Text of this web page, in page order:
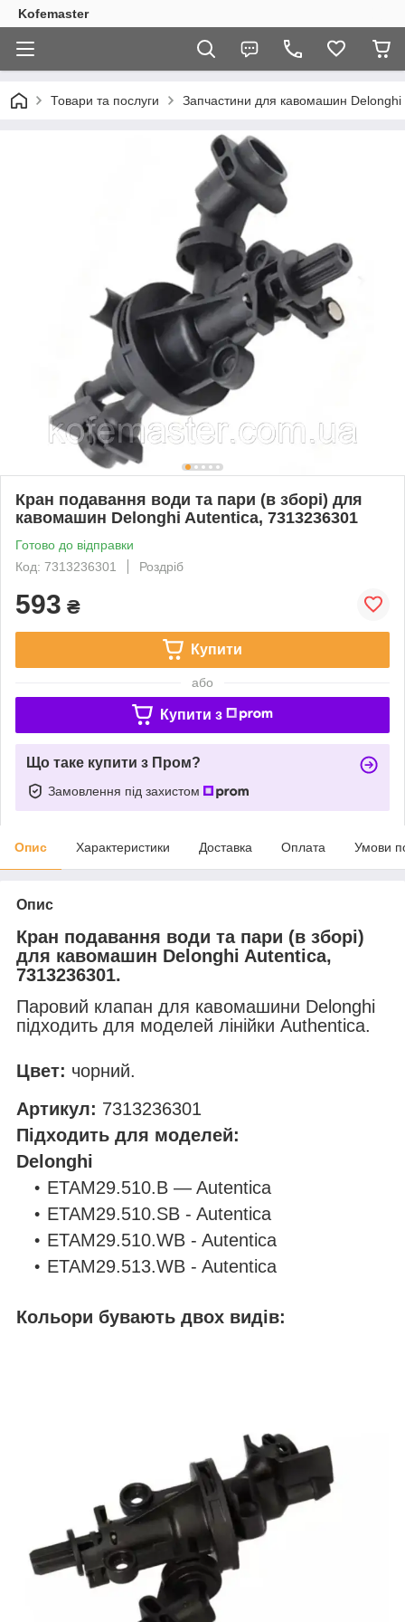
Kofemaster
Товари та послуги Запчастини для кавомашин Delonghi
Кран подавання води та пари (в зборі) для
кавомашин Delonghi Autentica, 7313236301
Готово до відправки
Код: 7313236301
Роздріб
593 ₴
Купити
або
Купити з
Що таке купити з Пром?
Замовлення під захистом
Опис Характеристики Доставка Оплата Умови
Опис
Кран подавання води та пари (в зборі)
для кавомашин Delonghi Autentica,
7313236301.
Паровий клапан для кавомашини Delonghi
підходить для моделей лінійки Authentica.
Цвет: чорний.
Артикул: 7313236301
Підходить для моделей:
Delonghi
ETAM29.510.B — Autentica
ETAM29.510.SB - Autentica
ETAM29.510.WB - Autentica
ETAM29.513.WB - Autentica
Кольори бувають двох видів: